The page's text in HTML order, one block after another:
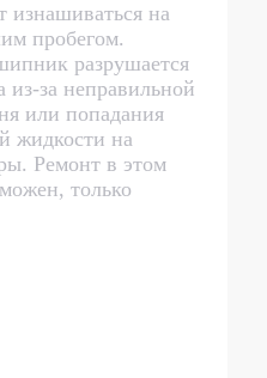
изнашиваться на
пробегом.
разрушается
из-за неправильной
или попадания
жидкости на
Ремонт в этом
только